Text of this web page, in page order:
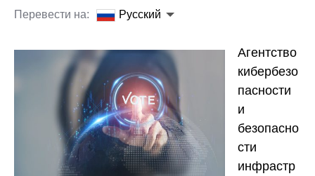
Перевести на: Русский
Агентство
кибербезо
пасности
и
безопасно
сти
инфрастр